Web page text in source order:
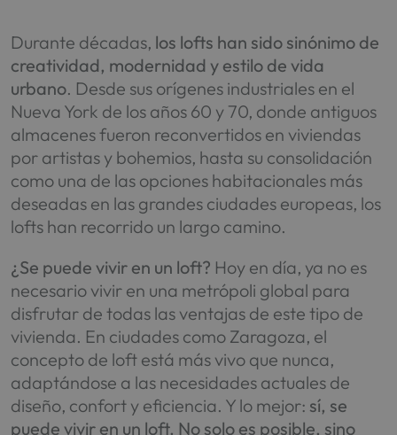
Durante décadas, los lofts han sido sinónimo de
creatividad, modernidad y estilo de vida
urbano. Desde sus orígenes industriales en el
Nueva York de los años 60 y 70, donde antiguos
almacenes fueron reconvertidos en viviendas
por artistas y bohemios, hasta su consolidación
como una de las opciones habitacionales más
deseadas en las grandes ciudades europeas, los
lofts han recorrido un largo camino.
¿Se puede vivir en un loft? Hoy en día, ya no es
necesario vivir en una metrópoli global para
disfrutar de todas las ventajas de este tipo de
vivienda. En ciudades como Zaragoza, el
concepto de loft está más vivo que nunca,
adaptándose a las necesidades actuales de
diseño, confort y eficiencia. Y lo mejor: sí, se
puede vivir en un loft. No solo es posible, sino